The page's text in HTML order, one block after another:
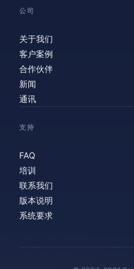
公司
关于我们
客户案例
合作伙伴
新闻
通讯
支持
FAQ
培训
联系我们
版本说明
系统要求